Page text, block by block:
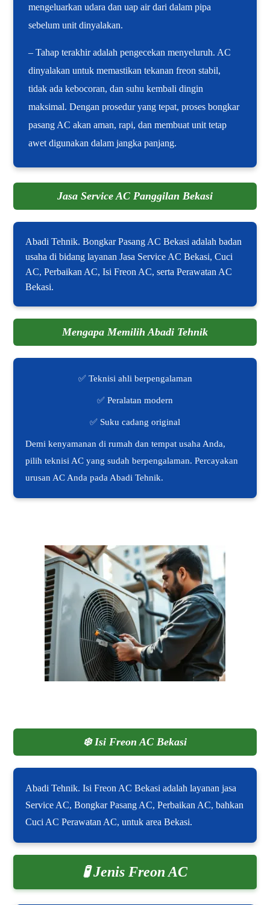
mengeluarkan udara dan uap air dari dalam pipa
sebelum unit dinyalakan.
– Tahap terakhir adalah pengecekan menyeluruh. AC
dinyalakan untuk memastikan tekanan freon stabil,
tidak ada kebocoran, dan suhu kembali dingin
maksimal. Dengan prosedur yang tepat, proses bongkar
pasang AC akan aman, rapi, dan membuat unit tetap
awet digunakan dalam jangka panjang.
Jasa Service AC Panggilan Bekasi
Abadi Tehnik. Bongkar Pasang AC Bekasi adalah badan
usaha di bidang layanan Jasa Service AC Bekasi, Cuci
AC, Perbaikan AC, Isi Freon AC, serta Perawatan AC
Bekasi.
Mengapa Memilih Abadi Tehnik
✅ Teknisi ahli berpengalaman
✅ Peralatan modern
✅ Suku cadang original
Demi kenyamanan di rumah dan tempat usaha Anda,
pilih teknisi AC yang sudah berpengalaman. Percayakan
urusan AC Anda pada Abadi Tehnik.
❄️Isi Freon AC Bekasi
Abadi Tehnik. Isi Freon AC Bekasi adalah layanan jasa
Service AC, Bongkar Pasang AC, Perbaikan AC, bahkan
Cuci AC Perawatan AC, untuk area Bekasi.
🧪 Jenis Freon AC